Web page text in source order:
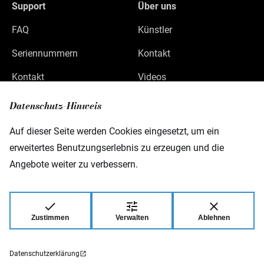
Datenschutz-Hinweis
Auf dieser Seite werden Cookies eingesetzt, um ein
erweitertes Benutzungserlebnis zu erzeugen und die
Angebote weiter zu verbessern.
Zustimmen Verwalten Ablehnen
Datenschutzerklärung
Support
FAQ
Seriennummern
Kontakt
Über uns
Künstler
Kontakt
Videos
Gewerbepark 46
D-08258 Markneukirchen
© 2026 Warwick GmbH & Co Music Equipment
KG.